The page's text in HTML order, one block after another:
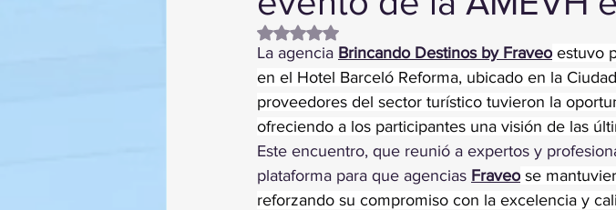
Obtuvo NaN de 5 estrellas.
La agencia Brincando Destinos by Fraveo estuvo
en el Hotel Barceló Reforma, ubicado en la
proveedores del sector turístico tuvieron la
ofreciendo a los participantes una visión de las
Este encuentro, que reunió a expertos y
plataforma para que agencias Fraveo se
reforzando su compromiso con la excelencia y